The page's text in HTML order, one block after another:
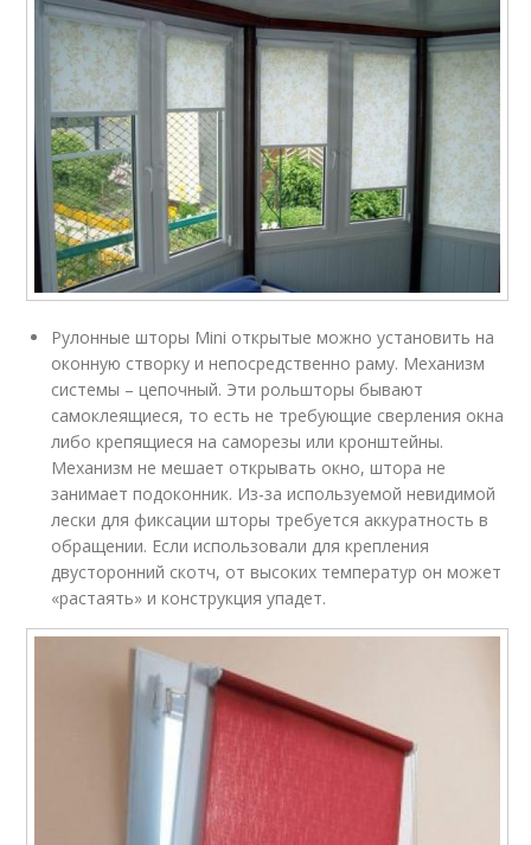
Рулонные шторы Mini открытые можно установить на
оконную створку и непосредственно раму. Механизм
системы – цепочный. Эти рольшторы бывают
самоклеящиеся, то есть не требующие сверления окна
либо крепящиеся на саморезы или кронштейны.
Механизм не мешает открывать окно, штора не
занимает подоконник. Из-за используемой невидимой
лески для фиксации шторы требуется аккуратность в
обращении. Если использовали для крепления
двусторонний скотч, от высоких температур он может
«растаять» и конструкция упадет.